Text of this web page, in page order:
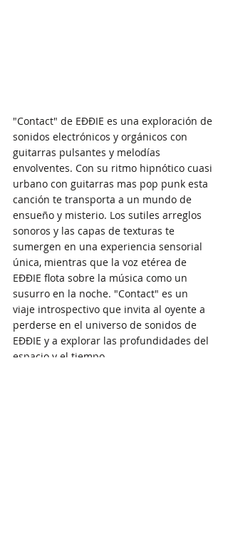
"Contact" de EĐĐIE es una exploración de
sonidos electrónicos y orgánicos con
guitarras pulsantes y melodías
envolventes. Con su ritmo hipnótico cuasi
urbano con guitarras mas pop punk esta
canción te transporta a un mundo de
ensueño y misterio. Los sutiles arreglos
sonoros y las capas de texturas te
sumergen en una experiencia sensorial
única, mientras que la voz etérea de
EĐĐIE flota sobre la música como un
susurro en la noche. "Contact" es un
viaje introspectivo que invita al oyente a
perderse en el universo de sonidos de
EĐĐIE y a explorar las profundidades del
espacio y el tiempo.